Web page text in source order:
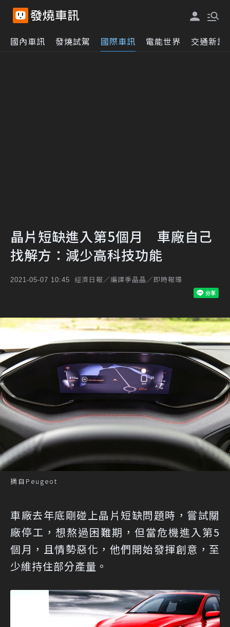
國內車訊 發燒試駕 國際車訊 電能世界 交通新訊
晶片短缺進入第5個月 車廠自己
找解方：減少高科技功能
2021-05-07 10:45 經濟日報／編譯季晶晶／即時報導
摘自Peugeot
車廠去年底剛碰上晶片短缺問題時，嘗試關
廠停工，想熬過困難期，但當危機進入第5
個月，且情勢惡化，他們開始發揮創意，至
少維持住部分產量。